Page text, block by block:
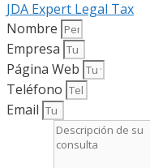
JDA Expert Legal Tax
Nombre
Empresa
Página Web
Teléfono
Email